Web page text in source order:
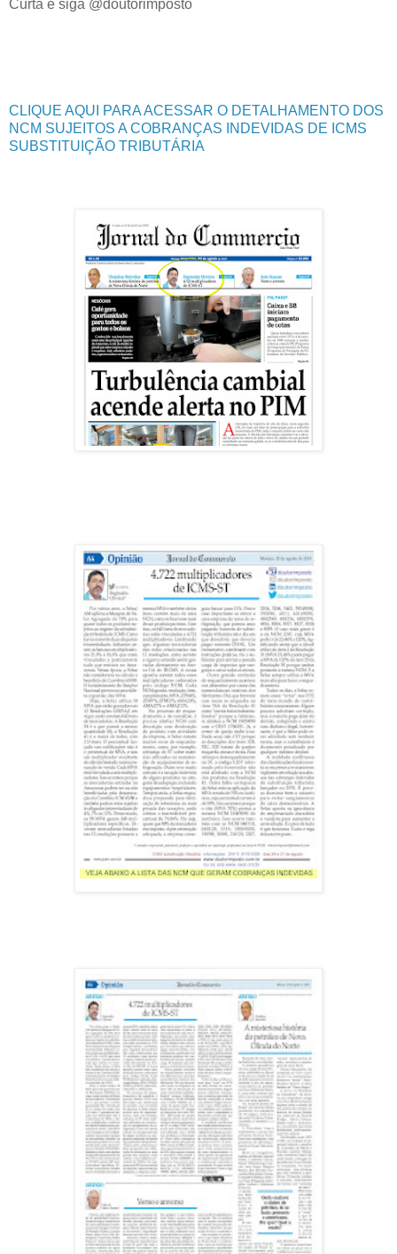
Curta e siga @doutorimposto
CLIQUE AQUI PARA ACESSAR O DETALHAMENTO DOS
NCM SUJEITOS A COBRANÇAS INDEVIDAS DE ICMS
SUBSTITUIÇÃO TRIBUTÁRIA